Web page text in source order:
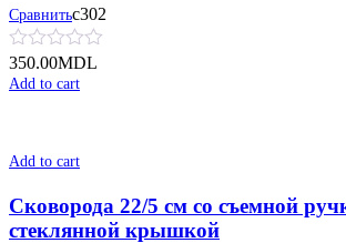
Сравнитьс302
350.00MDL
Add to cart
Add to cart
Сковорода 22/5 см со съемной
стеклянной крышкой